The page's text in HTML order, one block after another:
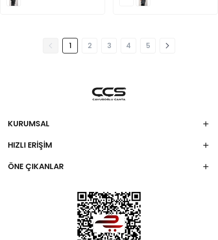
1 2 3 4 5
KURUMSAL
HIZLI ERİŞİM
ÖNE ÇIKANLAR